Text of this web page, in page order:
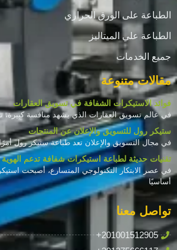
الطباعة على الورق الحراري
الطباعة علي الميتاليز
جميع الخدمات
مقالات متنوعة
فوائد الاستيكرات الشفافة في تسويق العقارات
في عالم تسويق العقارات الذي يشهد منافسة كبيرة،
ستيكر رول للتسويق والإعلان عن المنتجات
في مجال التسويق والإعلان تعد طباعة ستيكر رول
تقنيات حديثة لطباعة استيكرات شفافة تدعم الهوية
في عصر الابتكار التكنولوجي المتسارع، أصبحت
أساسيًا
تواصل معنا
+201001512905